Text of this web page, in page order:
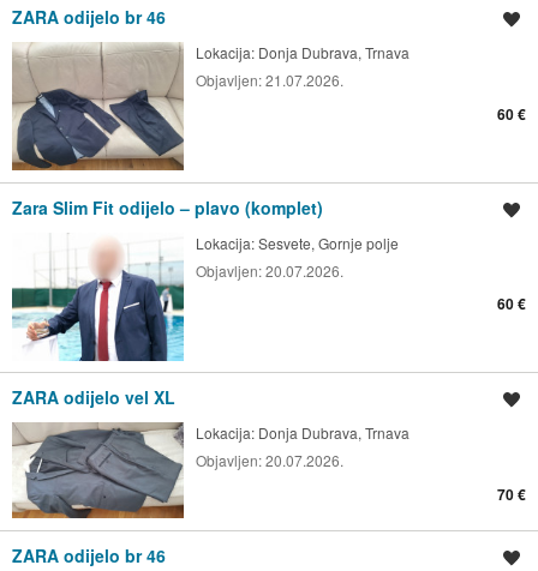
ZARA odijelo br 46
Lokacija: Donja Dubrava, Trnava
Objavljen:21.07.2026.
60 €
Zara Slim Fit odijelo – plavo (komplet)
Lokacija:Sesvete, Gornje polje
Objavljen:20.07.2026.
60 €
ZARA odijelo vel XL
Lokacija: Donja Dubrava, Trnava
Objavljen:20.07.2026.
70 €
ZARA odijelo br 46